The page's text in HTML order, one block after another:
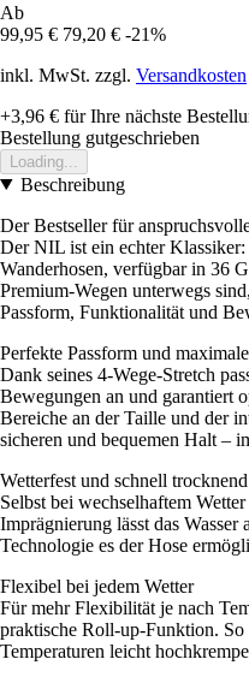
Ab
99,95 € 79,20 € -21%
inkl. MwSt. zzgl. Versandkosten
+3,96 € für Ihre nächste
Bestellung gutgeschrieben
Loading...
Beschreibung
Der Bestseller für
Der NIL ist ein echter Klassiker:
Wanderhosen, verfügbar in 36
Premium-Wegen unterwegs
Passform, Funktionalität und
Perfekte Passform und
Dank seines 4-Wege-Stretch
Bewegungen an und garantiert
Bereiche an der Taille und der
sicheren und bequemen Halt –
Wetterfest und schnell trocknend
Selbst bei wechselhaftem
Imprägnierung lässt das
Technologie es der Hose
Flexibel bei jedem Wetter
Für mehr Flexibilität je nach
praktische Roll-up-Funktion.
Temperaturen leicht